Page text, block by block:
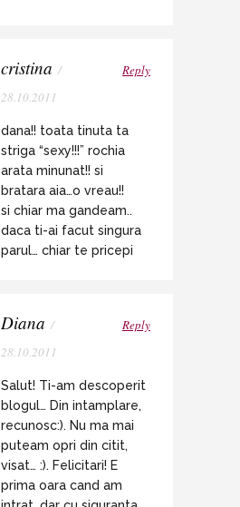
cristina /
28.10.2011
Reply
dana!! toata tinuta ta
striga “sexy!!!” rochia
arata minunat!! si
bratara aia…o vreau!!
si chiar ma gandeam..
daca ti-ai facut singura
parul… chiar te pricepi
Diana /
28.10.2011
Reply
Salut! Ti-am descoperit
blogul… Din intamplare,
recunosc:). Nu ma mai
puteam opri din citit,
visat… :). Felicitari! E
prima oara cand am